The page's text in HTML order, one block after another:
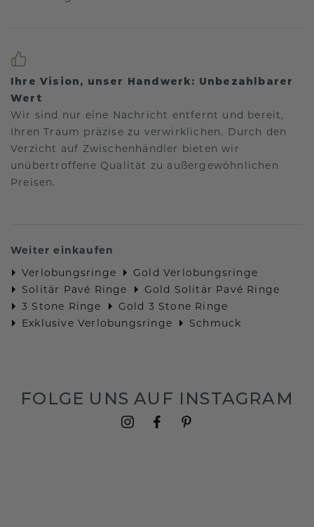
Ihre Vision, unser Handwerk: Unbezahlbarer
Wert
Wir sind nur eine Nachricht entfernt und bereit,
Ihren Traum präzise zu verwirklichen. Durch den
Verzicht auf Zwischenhändler bieten wir
unübertroffene Qualität zu außergewöhnlichen
Preisen.
Weiter einkaufen
Verlobungsringe
Gold Verlobungsringe
Solitär Pavé Ringe
Gold Solitär Pavé Ringe
3 Stone Ringe
Gold 3 Stone Ringe
Exklusive Verlobungsringe
Schmuck
FOLGE UNS AUF INSTAGRAM